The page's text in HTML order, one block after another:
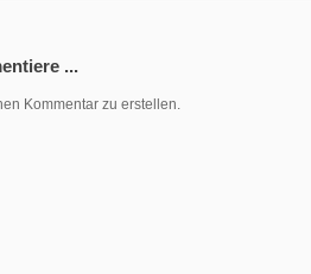
...
Kommentar zu erstellen.